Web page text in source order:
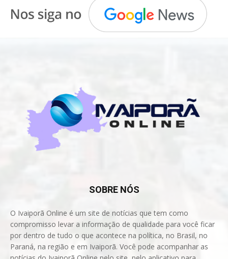
SOBRE NÓS
O Ivaiporã Online é um site de notícias que tem como
compromisso levar a informação de qualidade para você ficar
por dentro de tudo o que acontece na política, no Brasil, no
Paraná, na região e em Ivaiporã. Você pode acompanhar as